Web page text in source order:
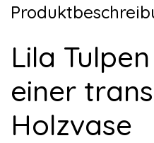
Lila
einer
Holzvase